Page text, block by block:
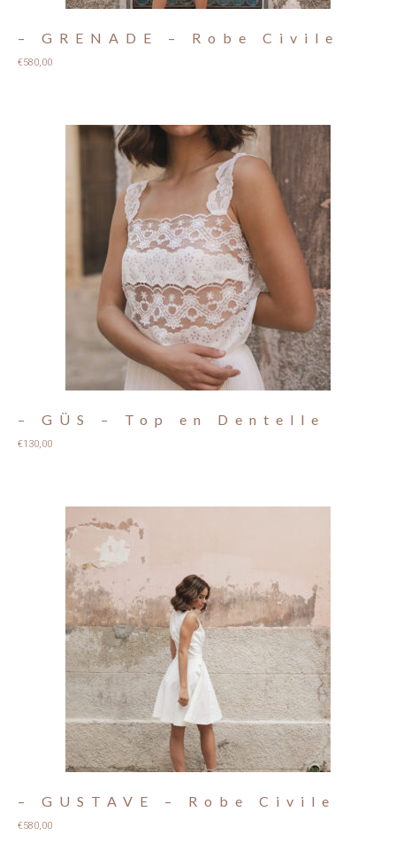
– GRENADE – Robe Civile
€580,00
– GÜS – Top en Dentelle
€130,00
– GUSTAVE – Robe Civile
€580,00